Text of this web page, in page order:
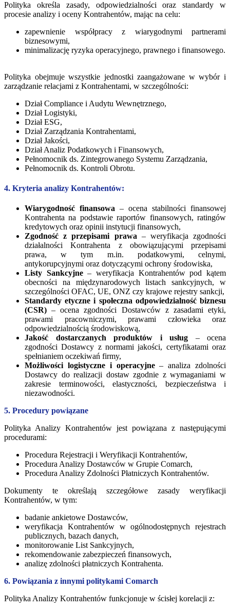
Polityka określa zasady, odpowiedzialności oraz standardy w
procesie analizy i oceny Kontrahentów, mając na celu:
zapewnienie współpracy z wiarygodnymi partnerami
biznesowymi,
minimalizację ryzyka operacyjnego, prawnego i finansowego.
Polityka obejmuje wszystkie jednostki zaangażowane w wybór i
zarządzanie relacjami z Kontrahentami, w szczególności:
Dział Compliance i Audytu Wewnętrznego,
Dział Logistyki,
Dział ESG,
Dział Zarządzania Kontrahentami,
Dział Jakości,
Dział Analiz Podatkowych i Finansowych,
Pełnomocnik ds. Zintegrowanego Systemu Zarządzania,
Pełnomocnik ds. Kontroli Obrotu.
4. Kryteria analizy Kontrahentów:
Wiarygodność finansowa – ocena stabilności finansowej
Kontrahenta na podstawie raportów finansowych, ratingów
kredytowych oraz opinii instytucji finansowych,
Zgodność z przepisami prawa – weryfikacja zgodności
działalności Kontrahenta z obowiązującymi przepisami
prawa, w tym m.in. podatkowymi, celnymi,
antykorupcyjnymi oraz dotyczącymi ochrony środowiska,
Listy Sankcyjne– weryfikacja Kontrahentów pod kątem
obecności na międzynarodowych listach sankcyjnych, w
szczególności OFAC, UE, ONZ czy krajowe rejestry sankcji,
Standardy etyczne i społeczna odpowiedzialność biznesu
(CSR) – ocena zgodności Dostawców z zasadami etyki,
prawami pracowniczymi, prawami człowieka oraz
odpowiedzialnością środowiskową,
Jakość dostarczanych produktów i usług – ocena
zgodności Dostawcy z normami jakości, certyfikatami oraz
spełnianiem oczekiwań firmy,
Możliwości logistyczne i operacyjne– analiza zdolności
Dostawcy do realizacji dostaw zgodnie z wymaganiami w
zakresie terminowości, elastyczności, bezpieczeństwa i
niezawodności.
5. Procedury powiązane
Polityka Analizy Kontrahentów jest powiązana z następującymi
procedurami:
Procedura Rejestracji i Weryfikacji Kontrahentów,
Procedura Analizy Dostawców w Grupie Comarch,
Procedura Analizy Zdolności Płatniczych Kontrahentów.
Dokumenty te określają szczegółowe zasady weryfikacji
Kontrahentów, w tym:
badanie ankietowe Dostawców,
weryfikacja Kontrahentów w ogólnodostępnych rejestrach
publicznych, bazach danych,
monitorowanie List Sankcyjnych,
rekomendowanie zabezpieczeń finansowych,
analizę zdolności płatniczych Kontrahenta.
6. Powiązania z innymi politykami Comarch
Polityka Analizy Kontrahentów funkcjonuje w ścisłej korelacji z: